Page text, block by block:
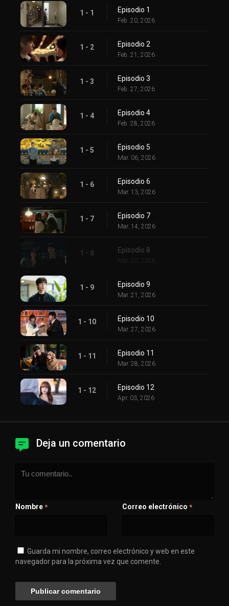
1 - 1 Episodio 1
Feb. 20, 2026
1 - 2 Episodio 2
Feb. 21, 2026
1 - 3 Episodio 3
Feb. 27, 2026
1 - 4 Episodio 4
Feb. 28, 2026
1 - 5 Episodio 5
Mar. 06, 2026
1 - 6 Episodio 6
Mar. 13, 2026
1 - 7 Episodio 7
Mar. 14, 2026
1 - 8 Episodio 8
Mar. 20, 2026
1 - 9 Episodio 9
Mar. 21, 2026
1 - 10 Episodio 10
Mar. 27, 2026
1 - 11 Episodio 11
Mar. 28, 2026
1 - 12 Episodio 12
Apr. 03, 2026
Deja un comentario
Nombre * Correo electrónico *
Guarda mi nombre, correo electrónico y web en este
navegador para la próxima vez que comente.